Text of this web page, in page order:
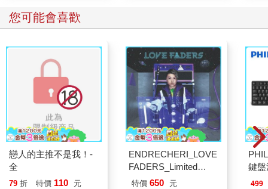
您可能會喜歡
戀人的主推不是我！-
全
79 折 特價 110 元
ENDRECHERI_LOVE
FADERS_Limited
Edition B（CD＋
特價 650 元
鍵盤
499